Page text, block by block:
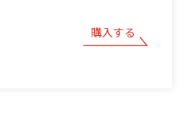
購入する